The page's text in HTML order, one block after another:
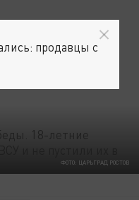
ФОТО: ЦАРЬГРАД РОСТОВ
продавцы с